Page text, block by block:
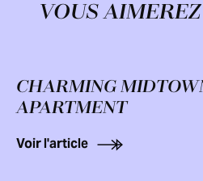
VOUS
CHARMING
APARTMENT
Voir l'article